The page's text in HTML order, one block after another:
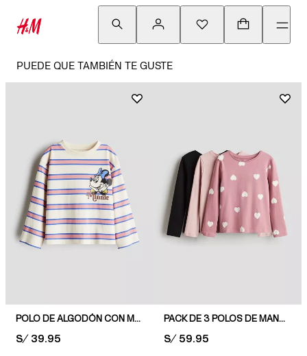
PUEDE QUE TAMBIÉN TE GUSTE
POLO DE ALGODÓN CON MOTIVO
PRICE:
S/ 39.95
PACK DE 3 POLOS DE MANGA LARGA
PRICE:
S/ 59.95